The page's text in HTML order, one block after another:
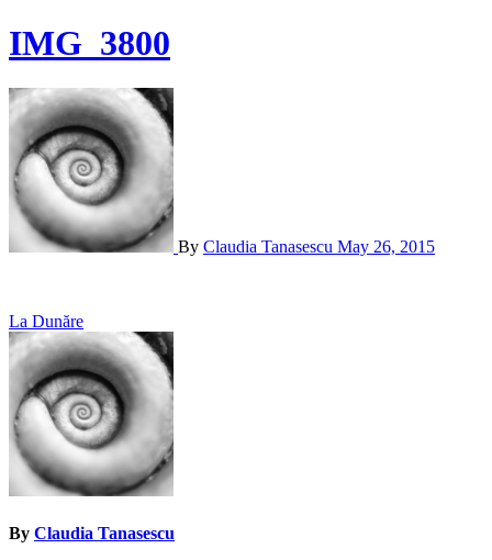
IMG_3800
By Claudia Tanasescu May 26, 2015
Post
navigation
La Dunăre
By Claudia Tanasescu